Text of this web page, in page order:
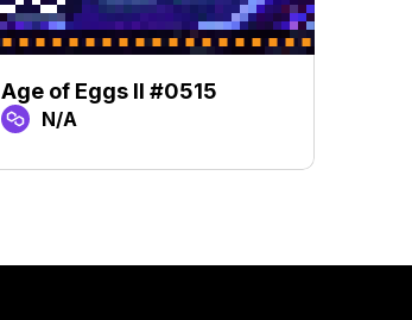
Age of Eggs II #0515
N/A